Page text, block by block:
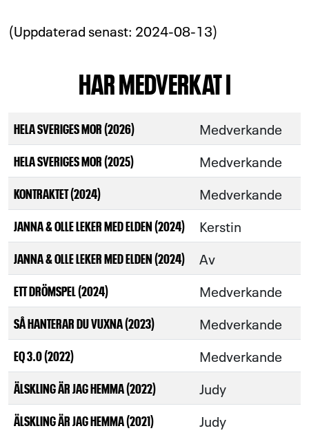
(Uppdaterad senast: 2024-08-13)
HAR MEDVERKAT I
HELA SVERIGES MOR (2026) Medverkande
HELA SVERIGES MOR (2025) Medverkande
KONTRAKTET (2024) Medverkande
JANNA & OLLE LEKER MED ELDEN (2024) Kerstin
JANNA & OLLE LEKER MED ELDEN (2024) Av
ETT DRÖMSPEL (2024) Medverkande
SÅ HANTERAR DU VUXNA (2023) Medverkande
EQ 3.0 (2022) Medverkande
ÄLSKLING ÄR JAG HEMMA (2022) Judy
ÄLSKLING ÄR JAG HEMMA (2021) Judy